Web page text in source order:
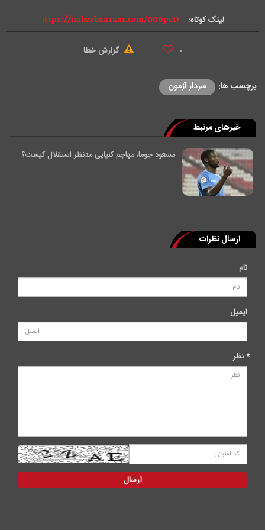
o
لینک کوتاه:
۰ گزارش خطا
برچسب ها: سردار آزمون
خبرهای مرتبط
مسعود جوما، مهاجم کنیایی مدنظر استقلال کیست؟
ارسال نظرات
نام
ایمیل
* نظر